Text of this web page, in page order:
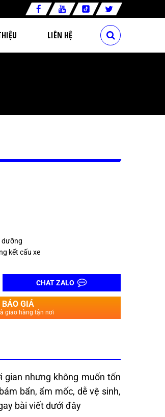
LIÊN HỆ
dưỡng
kết cấu xe
CHAT ZALO
BÁO GIÁ
giao hàng tận nơi
gian nhưng không muốn tốn
bẩn, ẩm mốc, dễ vệ sinh,
bài viết dưới đây